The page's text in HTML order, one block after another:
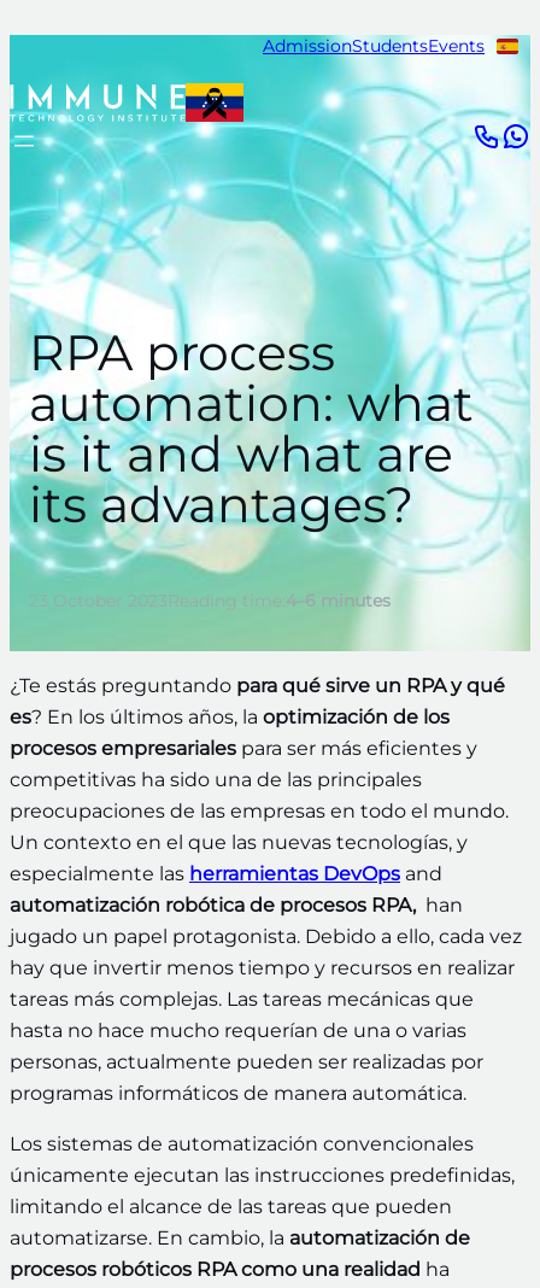
content
AdmissionStudentsEvents
RPA process
automation: what
is it and what are
its advantages?
23 October 2023Reading time:4–6 minutes
¿Te estás preguntando para qué sirve un RPA y qué
es? En los últimos años, la optimización de los
procesos empresariales para ser más eficientes y
competitivas ha sido una de las principales
preocupaciones de las empresas en todo el mundo.
Un contexto en el que las nuevas tecnologías, y
especialmente las herramientas DevOps and
automatización robótica de procesos RPA,han
jugado un papel protagonista. Debido a ello, cada vez
hay que invertir menos tiempo y recursos en realizar
tareas más complejas. Las tareas mecánicas que
hasta no hace mucho requerían de una o varias
personas, actualmente pueden ser realizadas por
programas informáticos de manera automática.
Los sistemas de automatización convencionales
únicamente ejecutan las instrucciones predefinidas,
limitando el alcance de las tareas que pueden
automatizarse. En cambio, la automatización de
procesos robóticos RPA como una realidad ha